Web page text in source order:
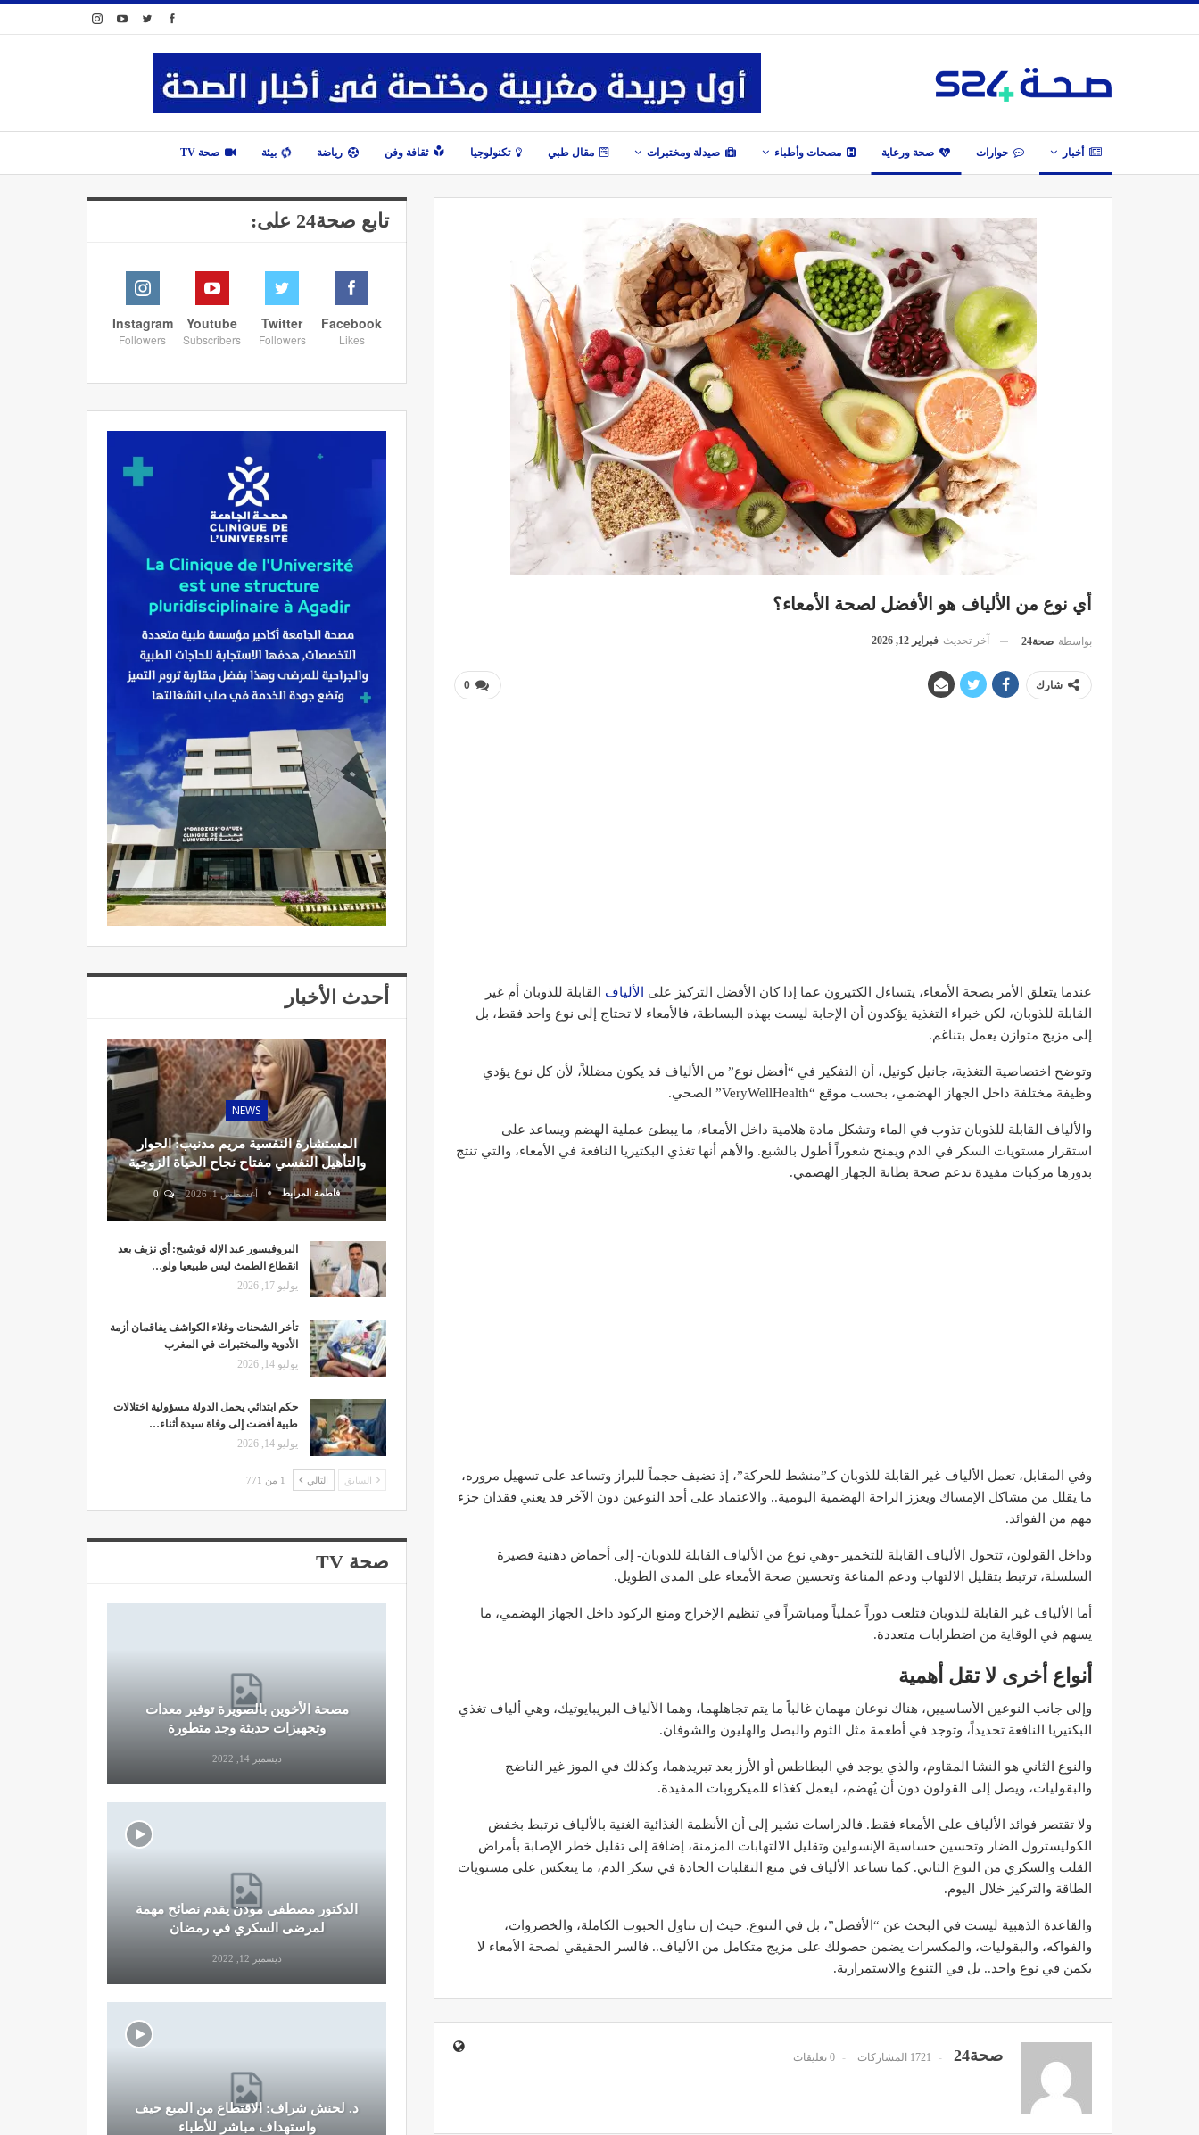
أخبار حوارات صحة ورعاية مصحات وأطباء صيدلة ومختبرات مقال طبي تكنولوجيا ثقافة وفن رياضة بيئة صحة TV
أي نوع من الألياف هو الأفضل لصحة الأمعاء؟
بواسطة صحة24 آخر تحديث فبراير 12, 2026
0 شارك
عندما يتعلق الأمر بصحة الأمعاء، يتساءل الكثيرون عما إذا كان الأفضل التركيز على الألياف
القابلة للذوبان أم غير
القابلة للذوبان، لكن خبراء التغذية يؤكدون أن الإجابة ليست بهذه البساطة، فالأمعاء لا تحتاج إلى نوع واحد فقط، بل
إلى مزيج متوازن يعمل بتناغم.
وتوضح اختصاصية التغذية، جانيل كونيل، أن التفكير في “أفضل نوع” من الألياف قد يكون مضللاً، لأن كل نوع يؤدي
وظيفة مختلفة داخل الجهاز الهضمي، بحسب موقع “VeryWellHealth” الصحي.
والألياف القابلة للذوبان تذوب في الماء وتشكل مادة هلامية داخل الأمعاء، ما يبطئ عملية الهضم ويساعد على
استقرار مستويات السكر في الدم ويمنح شعوراً أطول بالشبع. والأهم أنها تغذي البكتيريا النافعة في الأمعاء، والتي تنتج
بدورها مركبات مفيدة تدعم صحة بطانة الجهاز الهضمي.
وفي المقابل، تعمل الألياف غير القابلة للذوبان كـ”منشط للحركة”، إذ تضيف حجماً للبراز وتساعد على تسهيل مروره،
ما يقلل من مشاكل الإمساك ويعزز الراحة الهضمية اليومية.. والاعتماد على أحد النوعين دون الآخر قد يعني فقدان جزء
مهم من الفوائد.
وداخل القولون، تتحول الألياف القابلة للتخمير -وهي نوع من الألياف القابلة للذوبان- إلى أحماض دهنية قصيرة
السلسلة، ترتبط بتقليل الالتهاب ودعم المناعة وتحسين صحة الأمعاء على المدى الطويل.
أما الألياف غير القابلة للذوبان فتلعب دوراً عملياً ومباشراً في تنظيم الإخراج ومنع الركود داخل الجهاز الهضمي، ما
يسهم في الوقاية من اضطرابات متعددة.
أنواع أخرى لا تقل أهمية
وإلى جانب النوعين الأساسيين، هناك نوعان مهمان غالباً ما يتم تجاهلهما، وهما الألياف البريبايوتيك، وهي ألياف تغذي
البكتيريا النافعة تحديداً، وتوجد في أطعمة مثل الثوم والبصل والهليون والشوفان.
والنوع الثاني هو النشا المقاوم، والذي يوجد في البطاطس أو الأرز بعد تبريدهما، وكذلك في الموز غير الناضج
والبقوليات، ويصل إلى القولون دون أن يُهضم، ليعمل كغذاء للميكروبات المفيدة.
ولا تقتصر فوائد الألياف على الأمعاء فقط. فالدراسات تشير إلى أن الأنظمة الغذائية الغنية بالألياف ترتبط بخفض
الكوليسترول الضار وتحسين حساسية الإنسولين وتقليل الالتهابات المزمنة، إضافة إلى تقليل خطر الإصابة بأمراض
القلب والسكري من النوع الثاني. كما تساعد الألياف في منع التقلبات الحادة في سكر الدم، ما ينعكس على مستويات
الطاقة والتركيز خلال اليوم.
والقاعدة الذهبية ليست في البحث عن “الأفضل”، بل في التنوع. حيث إن تناول الحبوب الكاملة، والخضروات،
والفواكه، والبقوليات، والمكسرات يضمن حصولك على مزيج متكامل من الألياف.. فالسر الحقيقي لصحة الأمعاء لا
يكمن في نوع واحد.. بل في التنوع والاستمرارية.
صحة24 1721 المشاركات 0 تعليقات
تابع صحة24 على:
Facebook
Likes
Twitter
Followers
Youtube
Subscribers
Instagram
Followers
أحدث الأخبار
NEWS
المستشارة النفسية مريم مدنيب: الحوار
والتأهيل النفسي مفتاح نجاح الحياة الزوجية
فاطمة المرابط أغسطس 1, 2026 0
البروفيسور عبد الإله قوشيح: أي نزيف بعد
انقطاع الطمث ليس طبيعيا ولو…
يوليو 17, 2026
تأخر الشحنات وغلاء الكواشف يفاقمان أزمة
الأدوية والمختبرات في المغرب
يوليو 14, 2026
حكم ابتدائي يحمل الدولة مسؤولية اختلالات
طبية أفضت إلى وفاة سيدة أثناء…
يوليو 14, 2026
السابق التالي 1 من 771
صحة TV
مصحة الأخوين بالصويرة توفير معدات
وتجهيزات حديثة وجد متطورة
لمرضى السكري في رمضان
ديسمبر 12, 2022
قرار جديد يعيد تنظيم تعويضات الحراسة
التوازن الغذائي خلال شهر…
مارس 23, 2024
مصحة الأخوين بالصويرة توفير معدات
وتجهيزات حديثة وجد متطورة
ديسمبر 14, 2022
الدكتور مصطفى مودن يقدم نصائح مهمة
لمرضى السكري في رمضان
ديسمبر 12, 2022
د. لحنش شراف: الاقتطاع من المبع حيف
واستهداف مباشر للأطباء